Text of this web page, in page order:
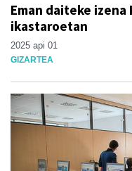
Eman daiteke
ikastaroetan
2025 api 01
GIZARTEA